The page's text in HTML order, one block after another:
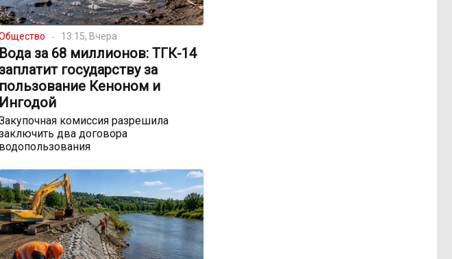
13:15, Вчера
Вода за 68 миллионов: ТГК-14
заплатит государству за
пользование Кеноном и
Ингодой
комиссия разрешила
два договора
водопользования